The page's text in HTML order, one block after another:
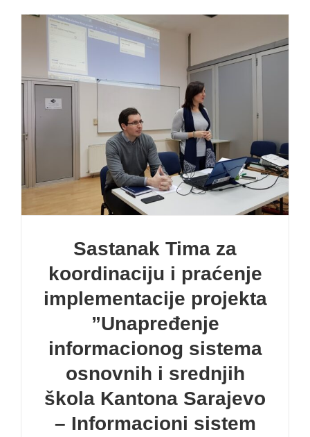
Sastanak Tima za
koordinaciju i praćenje
implementacije projekta
”Unapređenje
informacionog sistema
osnovnih i srednjih
škola Kantona Sarajevo
– Informacioni sistem